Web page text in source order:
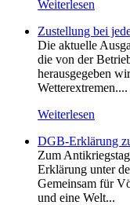
Weiterlesen
Zustellung bei
Die aktuelle
die von der
herausgegeben
Wetterextremen....
Weiterlesen
DGB-Erklärung
Zum
Erklärung unter
Gemeinsam für
und eine Welt...